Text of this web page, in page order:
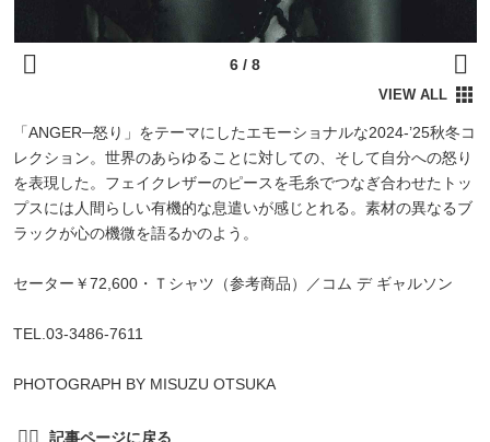
「ANGER─怒り」をテーマにしたエモーショナルな2024-’25秋冬コ
レクション。世界のあらゆることに対しての、そして自分への怒り
を表現した。フェイクレザーのピースを毛糸でつなぎ合わせたトッ
プスには人間らしい有機的な息遣いが感じとれる。素材の異なるブ
ラックが心の機微を語るかのよう。
セーター￥72,600・Ｔシャツ（参考商品）／コム デ ギャルソン
TEL.03-3486-7611
PHOTOGRAPH BY MISUZU OTSUKA